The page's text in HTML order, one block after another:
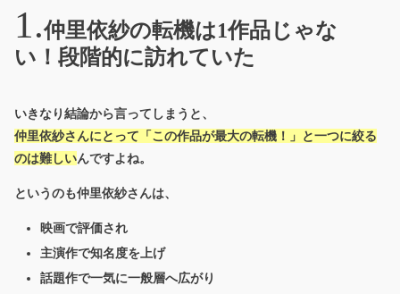
仲里依紗の転機は1作品じゃな
い！段階的に訪れていた
いきなり結論から言ってしまうと、
仲里依紗さんにとって「この作品が最大の転機！」と一つに絞る
のは難しいんですよね。
というのも仲里依紗さんは、
映画で評価され
主演作で知名度を上げ
話題作で一気に一般層へ広がり